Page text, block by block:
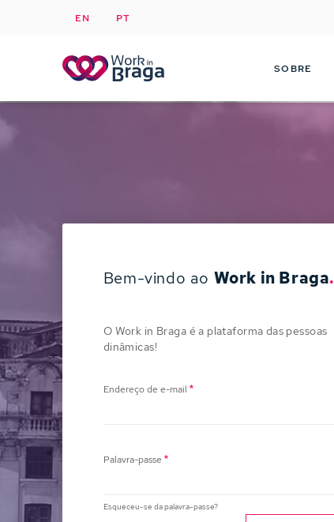
EN PT
SOBRE
Bem-vindo ao Work in Braga.
O Work in Braga é a plataforma das pessoas
dinâmicas!
Endereço de e-mail
Palavra-passe
Esqueceu-se da palavra-passe?